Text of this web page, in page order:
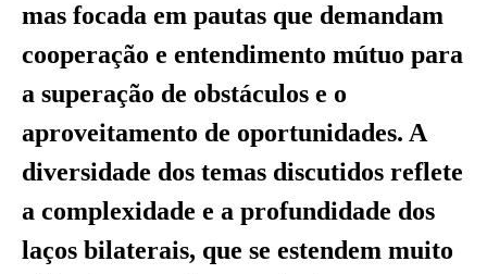
mas focada em pautas que demandam
cooperação e entendimento mútuo para
a superação de obstáculos e o
aproveitamento de oportunidades. A
diversidade dos temas discutidos reflete
a complexidade e a profundidade dos
laços bilaterais, que se estendem muito